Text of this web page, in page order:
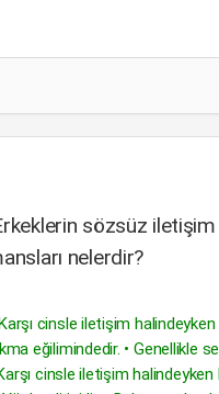
sözsüz iletişim
nelerdir?
cinsle iletişim
eğilimindedir. • Genellikle
cinsle iletişim halindeyken